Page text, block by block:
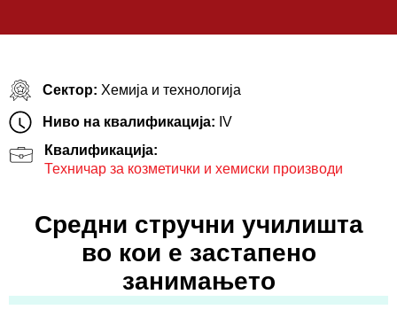
Сектор: Хемија и технологија
Ниво на квалификација: IV
Квалификација:
Техничар за козметички и хемиски производи
Средни стручни училишта
во кои е застапено
занимањето